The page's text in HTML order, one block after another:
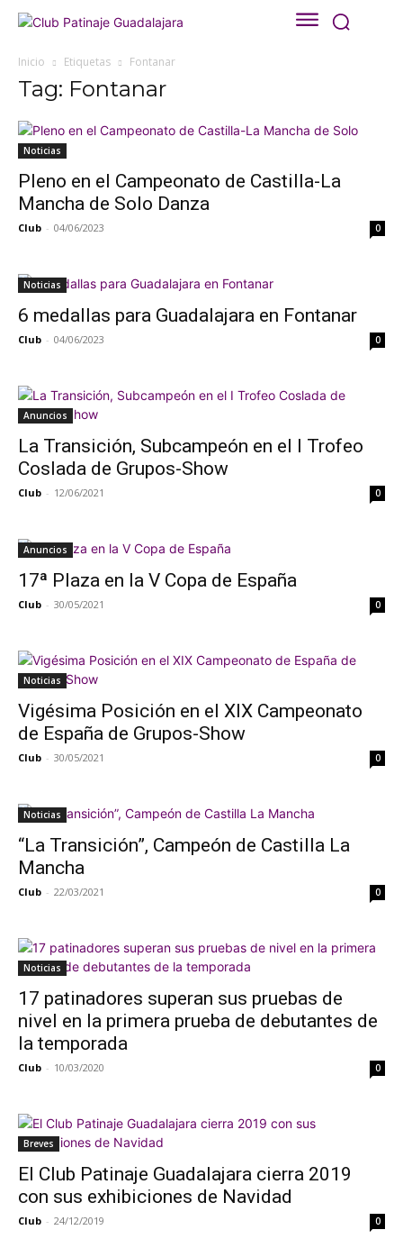
Inicio Etiquetas Fontanar
Tag: Fontanar
Noticias
Pleno en el Campeonato de Castilla-La
Mancha de Solo Danza
Club - 04/06/2023 0
Noticias
6 medallas para Guadalajara en Fontanar
Club - 04/06/2023 0
Anuncios
La Transición, Subcampeón en el I Trofeo
Coslada de Grupos-Show
Club - 12/06/2021 0
Anuncios
17ª Plaza en la V Copa de España
Club - 30/05/2021 0
Noticias
Vigésima Posición en el XIX Campeonato
de España de Grupos-Show
Club - 30/05/2021 0
Noticias
“La Transición”, Campeón de Castilla La
Mancha
Club - 22/03/2021 0
Noticias
17 patinadores superan sus pruebas de
nivel en la primera prueba de debutantes de
la temporada
Club - 10/03/2020 0
Breves
El Club Patinaje Guadalajara cierra 2019
con sus exhibiciones de Navidad
Club - 24/12/2019 0